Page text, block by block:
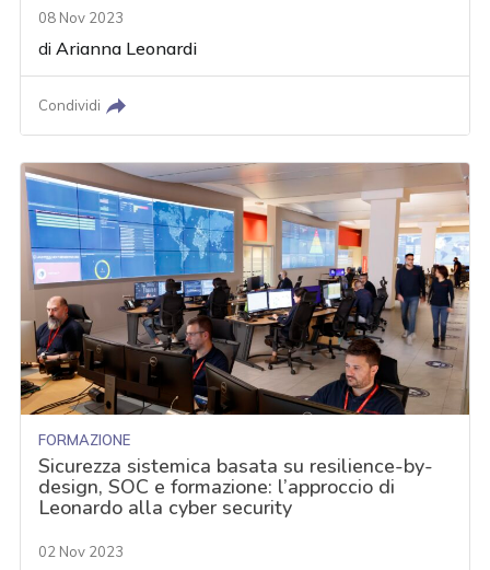
08 Nov 2023
diArianna Leonardi
Condividi
FORMAZIONE
Sicurezza sistemica basata su resilience-by-
design, SOC e formazione: l’approccio di
Leonardo alla cyber security
02 Nov 2023